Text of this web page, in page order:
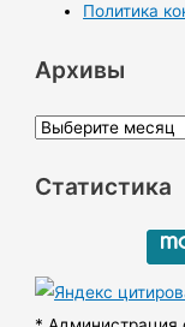
Политика
Архивы
А
х
ы
Статистика